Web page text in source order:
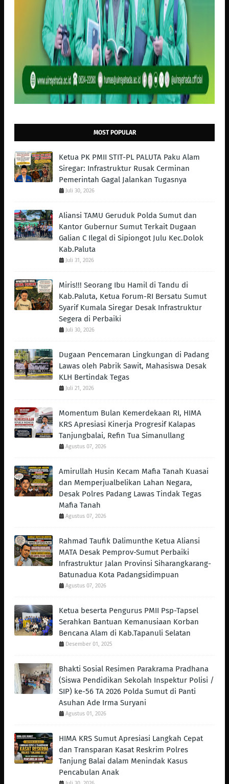
MOST POPULAR
Ketua PK PMII STIT-PL PALUTA Paku Alam
Siregar: Infrastruktur Rusak Cerminan
Pemerintah Gagal Jalankan Tugasnya
Juli 30, 2026
Aliansi TAMU Geruduk Polda Sumut dan
Kantor Gubernur Sumut Terkait Dugaan
Galian C Ilegal di Sipiongot Julu Kec.Dolok
Kab.Paluta
Juli 31, 2026
Miris!!! Seorang Ibu Hamil di Tandu di
Kab.Paluta, Ketua Forum-RI Bersatu Sumut
Syarif Kumala Siregar Desak Infrastruktur
Segera di Perbaiki
Juli 30, 2026
Dugaan Pencemaran Lingkungan di Padang
Lawas oleh Pabrik Sawit, Mahasiswa Desak
KLH Bertindak Tegas ‎
Juli 21, 2026
Momentum Bulan Kemerdekaan RI, HIMA
KRS Apresiasi Kinerja Progresif Kalapas
Tanjungbalai, Refin Tua Simanullang
Agustus 07, 2026
Amirullah Husin Kecam Mafia Tanah Kuasai
dan Memperjualbelikan Lahan Negara,
Desak Polres Padang Lawas Tindak Tegas
Mafia Tanah
Agustus 07, 2026
Rahmad Taufik Dalimunthe Ketua Aliansi
MATA Desak Pemprov-Sumut Perbaiki
Infrastruktur Jalan Provinsi Siharangkarang-
Batunadua Kota Padangsidimpuan
Agustus 07, 2026
Ketua beserta Pengurus PMII Psp-Tapsel
Serahkan Bantuan Kemanusiaan Korban
Bencana Alam di Kab.Tapanuli Selatan
Desember 01, 2025
Bhakti Sosial Resimen Parakrama Pradhana
(Siswa Pendidikan Sekolah Inspektur Polisi /
SIP) ke-56 TA 2026 Polda Sumut di Panti
Asuhan Ade Irma Suryani
Agustus 01, 2026
HIMA KRS Sumut Apresiasi Langkah Cepat
dan Transparan Kasat Reskrim Polres
Tanjung Balai dalam Menindak Kasus
Pencabulan Anak